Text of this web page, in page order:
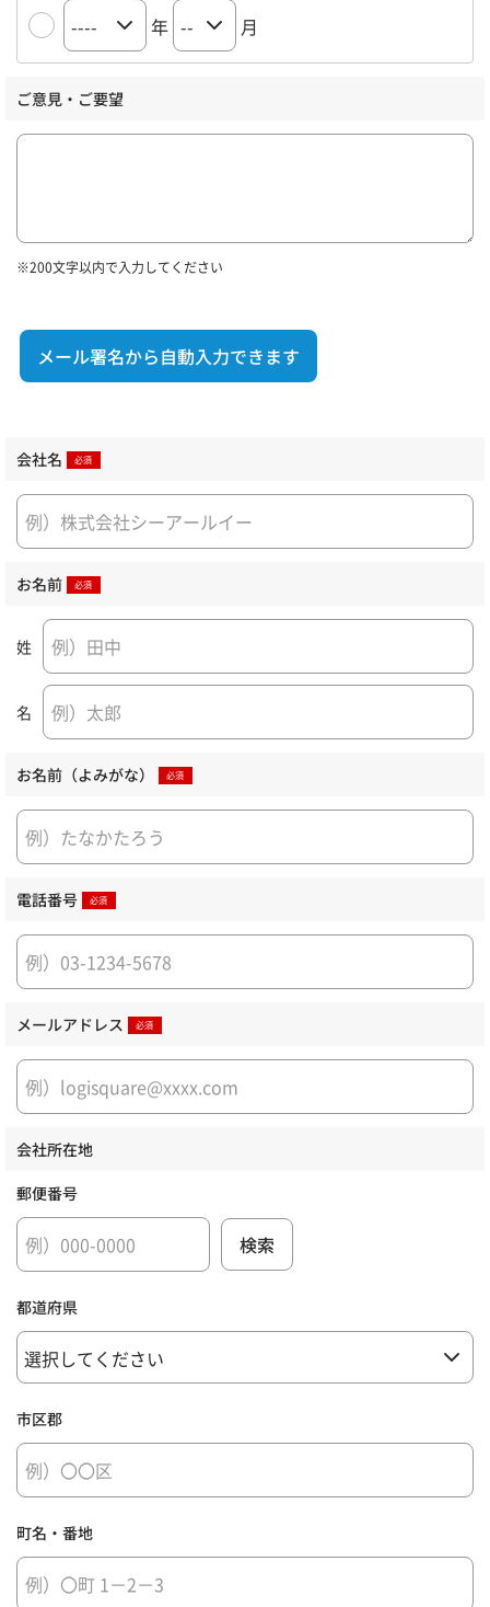
年 月
ご意見・ご要望
※200文字以内で入力してください
メール署名から自動入力できます
会社名
お名前
姓
名
お名前（よみがな）
電話番号
メールアドレス
会社所在地
郵便番号
都道府県
市区郡
町名・番地